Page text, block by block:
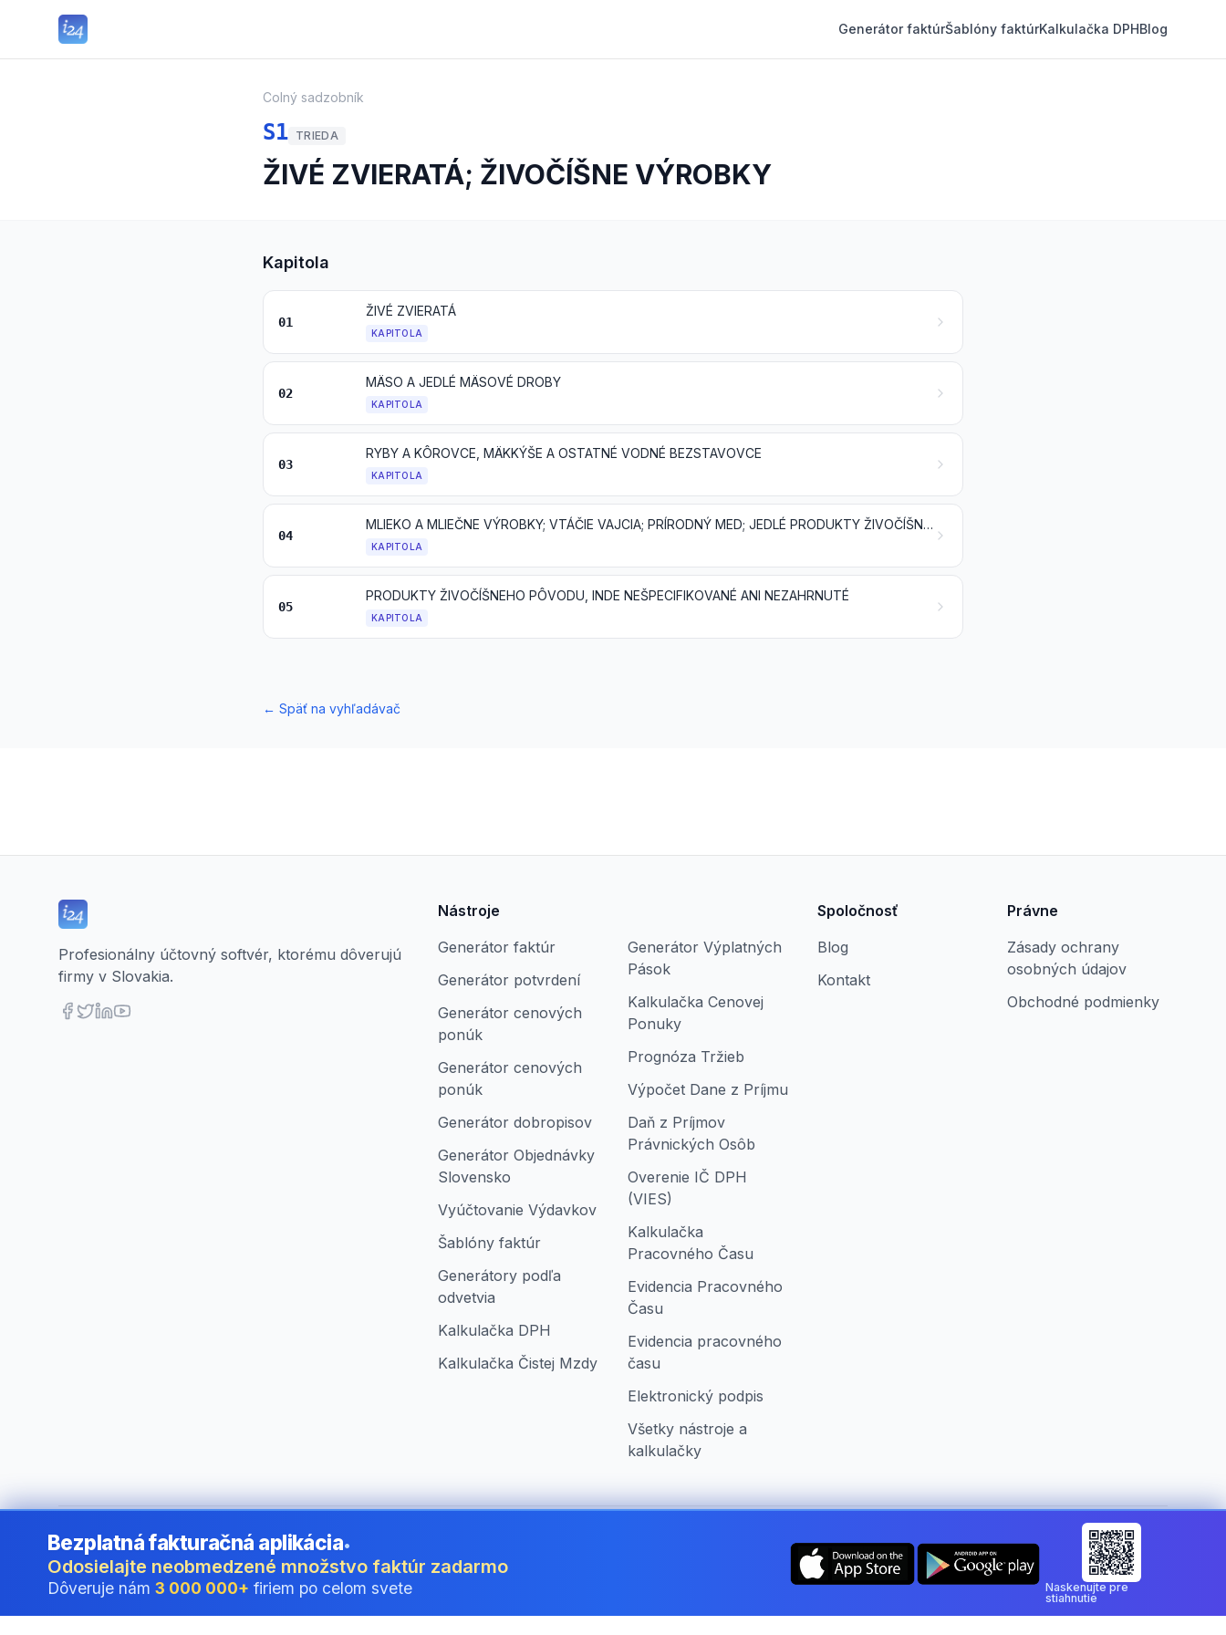
Generátor faktúrŠablóny faktúrKalkulačka DPHBlog
Colný sadzobník
S1 TRIEDA
ŽIVÉ ZVIERATÁ; ŽIVOČÍŠNE VÝROBKY
Kapitola
01
ŽIVÉ ZVIERATÁ
KAPITOLA
02
MÄSO A JEDLÉ MÄSOVÉ DROBY
KAPITOLA
03
RYBY A KÔROVCE, MÄKKÝŠE A OSTATNÉ VODNÉ BEZSTAVOVCE
KAPITOLA
04
MLIEKO A MLIEČNE VÝROBKY; VTÁČIE VAJCIA; PRÍRODNÝ MED; JEDLÉ PRODUKTY ŽIVOČÍŠNEHO PÔVODU, INDE NEŠPECIFIKOVANÉ ANI NEZAHRNUTÉ
KAPITOLA
05
PRODUKTY ŽIVOČÍŠNEHO PÔVODU, INDE NEŠPECIFIKOVANÉ ANI NEZAHRNUTÉ
KAPITOLA
← Späť na vyhľadávač
Profesionálny účtovný softvér, ktorému dôverujú
firmy v Slovakia.
Nástroje
Generátor faktúr
Generátor potvrdení
Generátor cenových
ponúk
Generátor cenových
ponúk
Generátor dobropisov
Generátor Objednávky
Slovensko
Vyúčtovanie Výdavkov
Šablóny faktúr
Generátory podľa
odvetvia
Kalkulačka DPH
Kalkulačka Čistej Mzdy
Generátor Výplatných
Pások
Kalkulačka Cenovej
Ponuky
Prognóza Tržieb
Výpočet Dane z Príjmu
Daň z Príjmov
Právnických Osôb
Overenie IČ DPH
(VIES)
Kalkulačka
Pracovného Času
Evidencia Pracovného
Času
Evidencia pracovného
času
Elektronický podpis
Všetky nástroje a
kalkulačky
Spoločnosť
Blog
Kontakt
Právne
Zásady ochrany
osobných údajov
Obchodné podmienky
©2026i24 Limited. All rights reserved.•Pre firmy v Slovakia Zmeniť krajinu:
Bezplatná fakturačná aplikácia•
Odosielajte neobmedzené množstvo faktúr zadarmo
Dôveruje nám 3 000 000+ firiem po celom svete
Naskenujte pre
stiahnutie